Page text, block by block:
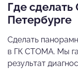
Где
Петербурге
Сделать
в ГК СТОМА. Мы
результат